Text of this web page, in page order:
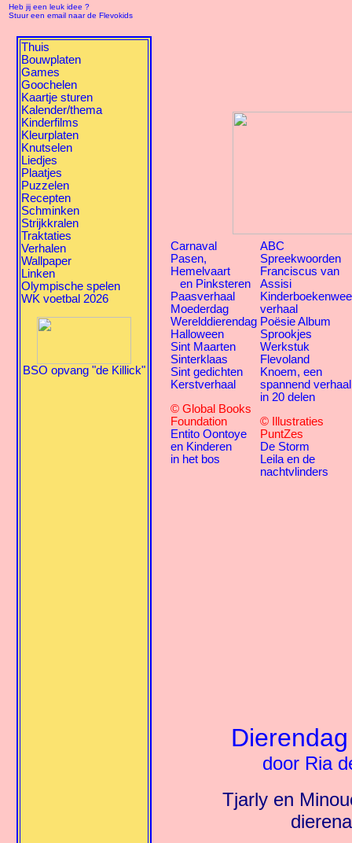
Heb jij een leuk idee ?
Stuur een email naar de Flevokids
Thuis
Bouwplaten
Games
Goochelen
Kaartje sturen
Kalender/thema
Kinderfilms
Kleurplaten
Knutselen
Liedjes
Plaatjes
Puzzelen
Recepten
Schminken
Strijkkralen
Traktaties
Verhalen
Wallpaper
Linken
Olympische spelen
WK voetbal 2026
BSO opvang "de Killick"
Carnaval
Pasen,
Hemelvaart
en Pinksteren
Paasverhaal
Moederdag
Werelddierendag
Halloween
Sint Maarten
Sinterklaas
Sint gedichten
Kerstverhaal
© Global Books
Foundation
Entito Oontoye
en Kinderen
in het bos
ABC
Spreekwoorden
Franciscus van
Assisi
verhaal
Poësie Album
Sprookjes
Werkstuk
Flevoland
Knoem, een
spannend verhaal
in 20 delen
© Illustraties
PuntZes
De Storm
Leila en de
nachtvlinders
door Ria
Tjarly en